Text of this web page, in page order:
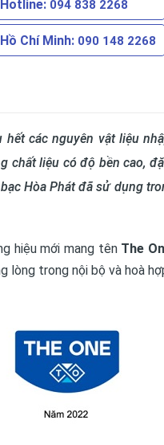
Hotline: 094 838 2268
Hồ Chí Minh: 090 148 2268
các nguyên vật liệu
chất liệu có độ bền cao,
Hòa Phát đã sử dụng
hiệu mới mang tên The
lòng trong nội bộ và hoà